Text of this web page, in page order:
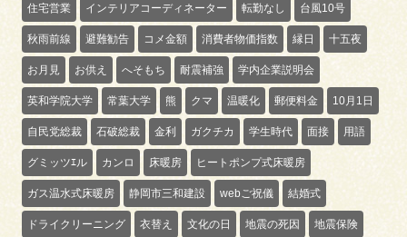
住宅営業 インテリアコーディネーター 転勤なし 台風10号
秋雨前線 避難勧告 コメ金額 消費者物価指数 縁日 十五夜
お月見 お供え へそもち 耐震補強 学内企業説明会
英和学院大学 常葉大学 熊 クマ 温暖化 郵便料金 10月1日
自民党総裁 石破総裁 金利 ガクチカ 学生時代 面接 用語
グミッツｴル カンロ 床暖房 ヒートポンプ式床暖房
ガス温水式床暖房 静岡市三和建設 webご祝儀 結婚式
ドライクリーニング 衣替え 文化の日 地震の死因 地震保険